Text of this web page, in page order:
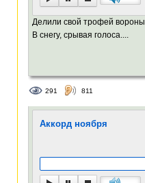
Делили свой трофей вороны
В снегу, срывая голоса....
291 811
Аккорд ноября